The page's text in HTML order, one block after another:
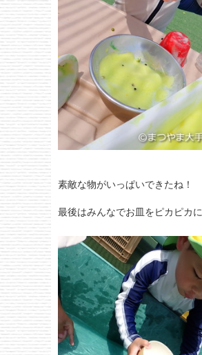
素敵な物がいっぱいできたね！
最後はみんなでお皿をピカピカに